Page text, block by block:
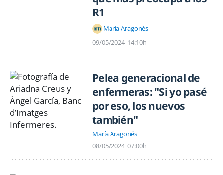
R1
María Aragonés
09/05/2024 14:10h
Pelea generacional de
enfermeras: "Si yo pasé
por eso, los nuevos
también"
María Aragonés
08/05/2024 07:00h